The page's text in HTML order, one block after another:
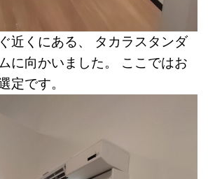
近くにある、
タカラスタンダ
に向かいました。
ここではお
定です。